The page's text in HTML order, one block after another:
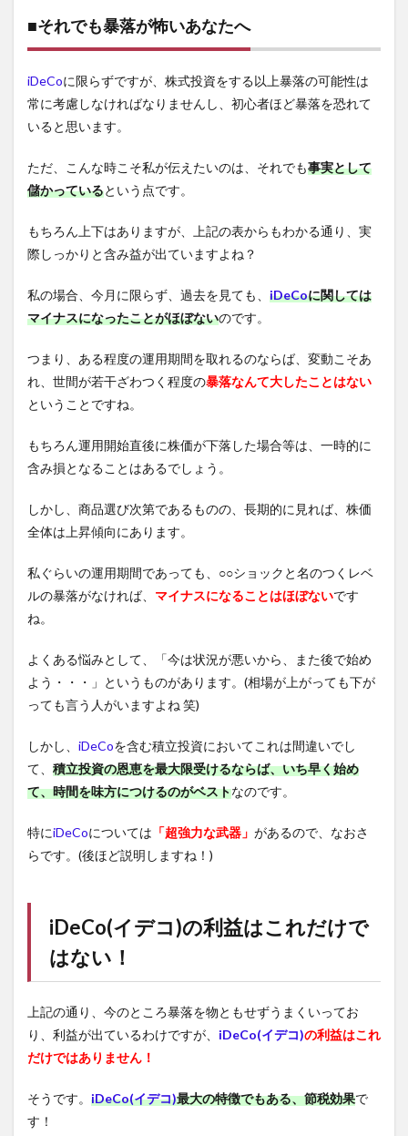
■それでも暴落が怖いあなたへ
iDeCoに限らずですが、株式投資をする以上暴落の可能性は
常に考慮しなければなりませんし、初心者ほど暴落を恐れて
いると思います。
ただ、こんな時こそ私が伝えたいのは、それでも事実として
儲かっているという点です。
もちろん上下はありますが、上記の表からもわかる通り、実
際しっかりと含み益が出ていますよね？
私の場合、今月に限らず、過去を見ても、 iDeCoに関しては
マイナスになったことがほぼないのです。
つまり、ある程度の運用期間を取れるのならば、変動こそあ
れ、世間が若干ざわつく程度の暴落なんて大したことはない
ということですね。
もちろん運用開始直後に株価が下落した場合等は、一時的に
含み損となることはあるでしょう。
しかし、商品選び次第であるものの、長期的に見れば、株価
全体は上昇傾向にあります。
私ぐらいの運用期間であっても、○○ショックと名のつくレベ
ルの暴落がなければ、 マイナスになることはほぼないです
ね。
よくある悩みとして、「今は状況が悪いから、また後で始め
よう・・・」というものがあります。(相場が上がっても下が
っても言う人がいますよね 笑)
しかし、 iDeCoを含む積立投資においてこれは間違いでし
て、 積立投資の恩恵を最大限受けるならば、いち早く始め
て、時間を味方につけるのがベストなのです。
特にiDeCoについては 「超強力な武器」 があるので、なおさ
らです。(後ほど説明しますね！)
iDeCo(イデコ)の利益はこれだけで
はない！
上記の通り、今のところ暴落を物ともせずうまくいってお
り、利益が出ているわけですが、 iDeCo(イデコ)の利益はこれ
だけではありません！
そうです。 iDeCo(イデコ)最大の特徴でもある、節税効果で
す！